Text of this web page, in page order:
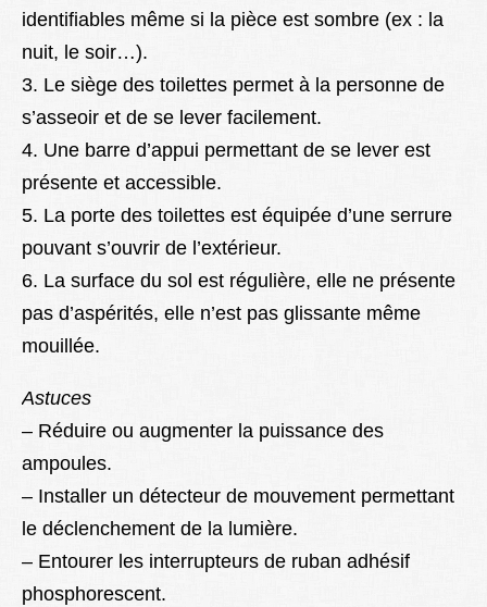
identifiables même si la pièce est sombre (ex : la
nuit, le soir…).
3. Le siège des toilettes permet à la personne de
s’asseoir et de se lever facilement.
4. Une barre d’appui permettant de se lever est
présente et accessible.
5. La porte des toilettes est équipée d’une serrure
pouvant s’ouvrir de l’extérieur.
6. La surface du sol est régulière, elle ne présente
pas d’aspérités, elle n’est pas glissante même
mouillée.
Astuces
– Réduire ou augmenter la puissance des
ampoules.
– Installer un détecteur de mouvement permettant
le déclenchement de la lumière.
– Entourer les interrupteurs de ruban adhésif
phosphorescent.